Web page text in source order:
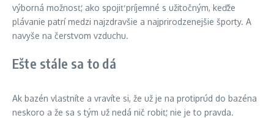
výborná možnosť, ako spojiť príjemné s užitočným, keďže
plávanie patrí medzi najzdravšie a najprirodzenejšie športy. A
navyše na čerstvom vzduchu.
Ešte stále sa to dá
Ak bazén vlastníte a vravíte si, že už je na protiprúd do bazéna
neskoro a že sa s tým už nedá nič robiť, nie je to pravda.